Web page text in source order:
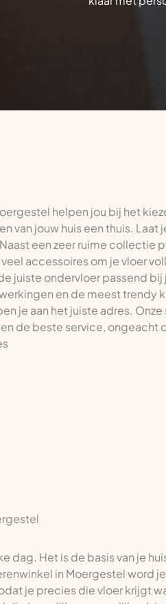
helpen jou bij het
van jouw huis een thuis. Laat
een zeer ruime collectie
accessoires om je vloer
juiste ondervloer passend
en de meest trendy
je aan het juiste adres.
de beste service, ongeacht
dag. Het is de basis van je
in Moergestel
je precies die vloer krijgt